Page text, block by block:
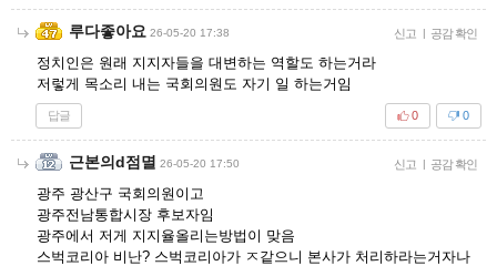
루다좋아요 26-05-20 17:38 신고 | 공감 확인
정치인은 원래 지지자들을 대변하는 역할도 하는거라
저렇게 목소리 내는 국회의원도 자기 일 하는거임
답글 0
0
근본의d점멸 26-05-20 17:50 신고 | 공감 확인
광주 광산구 국회의원이고
광주전남통합시장 후보자임
광주에서 저게 지지율올리는방법이 맞음
스벅코리아 비난? 스벅코리아가 ㅈ같으니 본사가 처리하라는거자나